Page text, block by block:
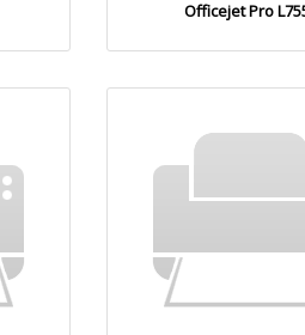
Officejet Pro